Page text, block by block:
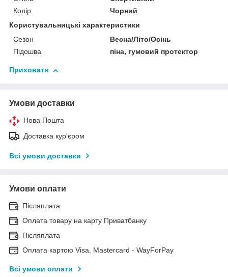
Колір
Чорний
Користувальницькі характеристики
Сезон
Весна/Літо/Осінь
Підошва
піна, гумовий протектор
Приховати
Умови доставки
Нова Пошта
Доставка кур'єром
Всі умови доставки
Умови оплати
Післяплата
Оплата товару на карту Приватбанку
Післяплата
Оплата картою Visa, Mastercard - WayForPay
Всі умови оплати